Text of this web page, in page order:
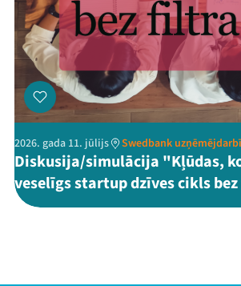
2026. gada 11. jūlijs Swedbank
Diskusija/simulācija "Kļūdas,
veselīgs startup dzīves cikls